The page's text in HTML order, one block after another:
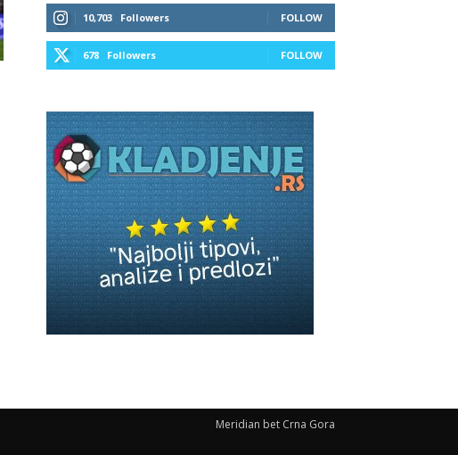
10,703 Followers FOLLOW
678 Followers FOLLOW
Meridian bet Crna Gora